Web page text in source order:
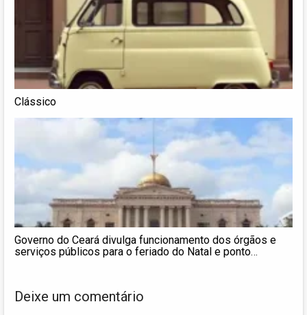
Clássico
Governo do Ceará divulga funcionamento dos órgãos e
serviços públicos para o feriado do Natal e ponto
Deixe um comentário